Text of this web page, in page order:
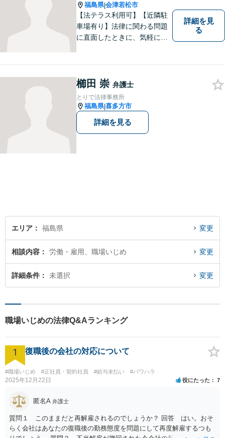
福島県|会津若松市
【法テラス利用可】【近隣駐
車場有り】法律に関わる問題
に直面したときに、気軽に相
なるようなことがありました
ら、お気軽にご相談くださ
い。
詳細を見
る
櫛田 崇 弁護士
とりで法律事務所
福島県|喜多方市
詳細を見る
エリア 福島県 変更
相談内容 労働・雇用、職場いじめ 変更
詳細条件 未選択 変更
職場いじめの法律Q&Aランキング
1 復職後の会社の対応について
#職場いじめ #正社員・契約社員 #給与未払い #パワハラ
2025年12月22日 役にたった 7
匿名A 弁護士
質問１ このままだと再解雇されるのでしょうか？ 回答 はい。おそ
らく会社はあなたの復職後の勤務態度を問題にして再度解雇するつも